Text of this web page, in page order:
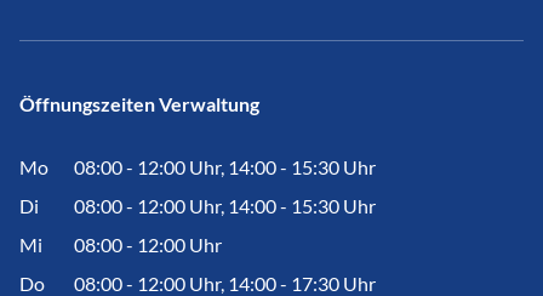
Öffnungszeiten Verwaltung
Mo
08:00 - 12:00 Uhr, 14:00 - 15:30 Uhr
Di
08:00 - 12:00 Uhr, 14:00 - 15:30 Uhr
Mi
08:00 - 12:00 Uhr
Do
08:00 - 12:00 Uhr, 14:00 - 17:30 Uhr